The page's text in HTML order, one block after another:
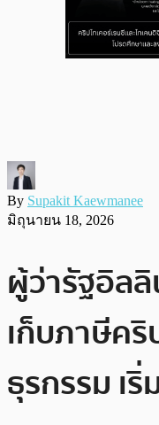
By Supakit Kaewmanee
มิถุนายน 18, 2026
ผู้ว่ารัฐอิล
เก็บภาษีค
ธุรกรรม เ